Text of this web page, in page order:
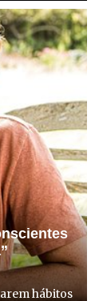
aliado de ...
hábitos